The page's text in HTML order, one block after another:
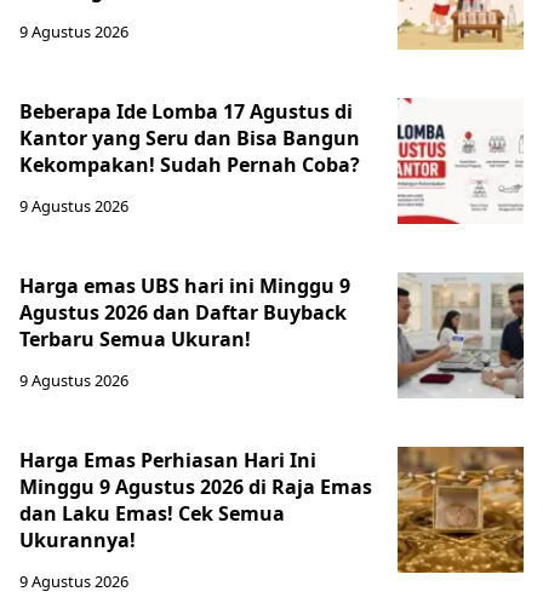
9 Agustus 2026
Beberapa Ide Lomba 17 Agustus di
Kantor yang Seru dan Bisa Bangun
Kekompakan! Sudah Pernah Coba?
9 Agustus 2026
Harga emas UBS hari ini Minggu 9
Agustus 2026 dan Daftar Buyback
Terbaru Semua Ukuran!
9 Agustus 2026
Harga Emas Perhiasan Hari Ini
Minggu 9 Agustus 2026 di Raja Emas
dan Laku Emas! Cek Semua
Ukurannya!
9 Agustus 2026